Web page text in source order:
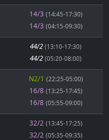
14/3 (14:45-17:30)
14/3 (04:15-09:30)
44/2 (13:10-17:30)
44/2 (05:20-08:00)
N2/1 (22:25-05:00)
16/8 (13:25-17:45)
16/8 (05:55-09:00)
32/2 (13:45-17:25)
32/2 (05:35-09:35)